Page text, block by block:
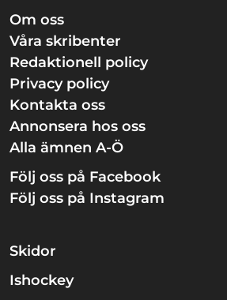
Om oss
Våra skribenter
Redaktionell policy
Privacy policy
Kontakta oss
Annonsera hos oss
Alla ämnen A-Ö
Följ oss på Facebook
Följ oss på Instagram
Skidor
Ishockey